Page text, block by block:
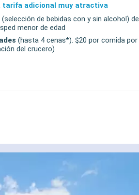
tarifa adicional muy atractiva
(selección de bebidas con y sin alcohol)
menor de edad
(hasta 4 cenas*). $20 por comida
del crucero)